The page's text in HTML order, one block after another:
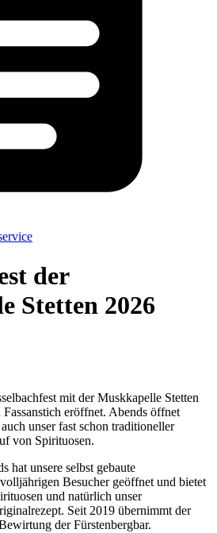
der
Stetten 2026
mit der Muskkapelle Stetten
eröffnet. Abends öffnet
unser fast schon traditioneller
von Spirituosen.
hat unsere selbst gebaute
Besucher geöffnet und bietet
und natürlich unser
Seit 2019 übernimmt der
der Fürstenbergbar.